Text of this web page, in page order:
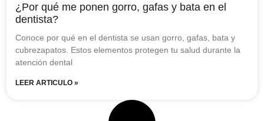
¿Por qué me ponen gorro, gafas y bata en el
dentista?
Conoce por qué en el dentista se usan gorro, gafas, bata y
cubrezapatos. Estos elementos protegen tu salud durante la
atención dental
LEER ARTICULO »